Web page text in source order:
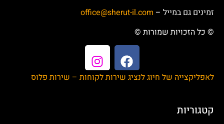
זמינים גם במייל –office@sherut-il.com
© כל הזכויות שמורות ©
לאפליקצייה של חיוג לנציג שירות לקוחות – שירות פלוס
קטגוריות